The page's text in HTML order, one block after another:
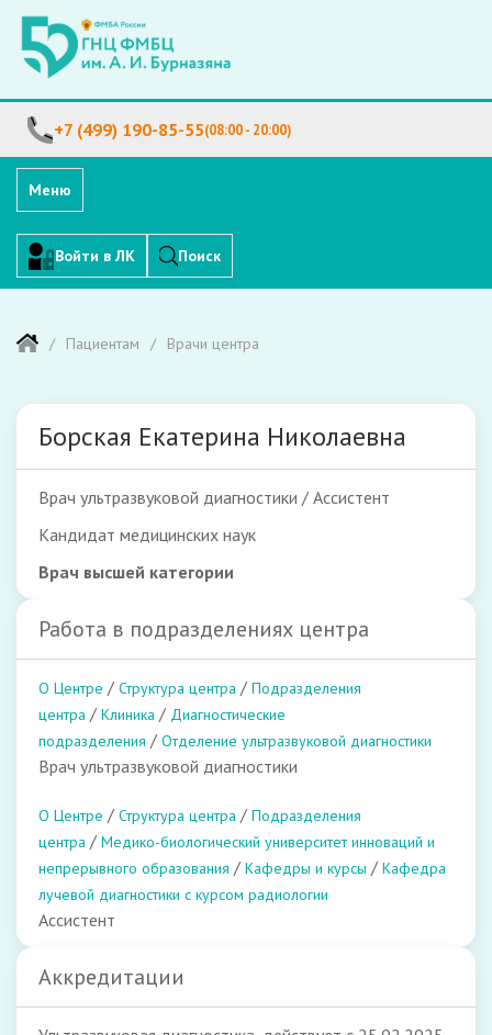
+7 (499) 190-85-55(08:00 - 20:00)
Меню
Войти в ЛК Поиск
Пациентам Врачи центра
Борская Екатерина Николаевна
Врач ультразвуковой диагностики / Ассистент
Кандидат медицинских наук
Врач высшей категории
Работа в подразделениях центра
О Центре / Структура центра / Подразделения
центра / Клиника / Диагностические
подразделения / Отделение ультразвуковой диагностики
Врач ультразвуковой диагностики
О Центре / Структура центра / Подразделения
центра / Медико-биологический университет инноваций и
непрерывного образования / Кафедры и курсы / Кафедра
лучевой диагностики с курсом радиологии
Ассистент
Аккредитации